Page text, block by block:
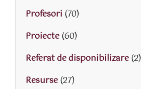
Profesori (70)
Proiecte(60)
Referat de disponibilizare(2)
Resurse(27)